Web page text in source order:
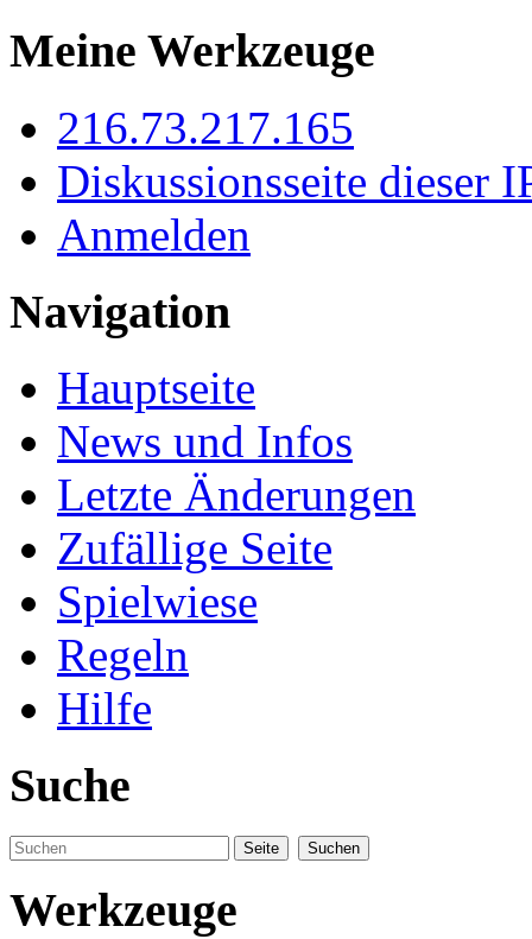
Meine Werkzeuge
216.73.217.165
Diskussionsseite dieser
Anmelden
Navigation
Hauptseite
News und Infos
Letzte Änderungen
Zufällige Seite
Spielwiese
Regeln
Hilfe
Suche
Werkzeuge